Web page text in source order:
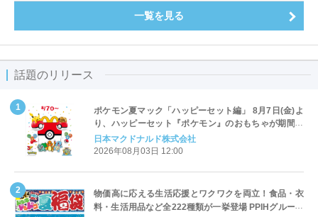
一覧を見る
話題のリリース
ポケモン夏マック「ハッピーセット編」 8月7日(金)よ
り、ハッピーセット『ポケモン』のおもちゃが期間限
定登場
日本マクドナルド株式会社
2026年08月03日 12:00
物価高に応える生活応援とワクワクを両立！食品・衣
料・生活用品など全222種類が一挙登場 PPIHグループ